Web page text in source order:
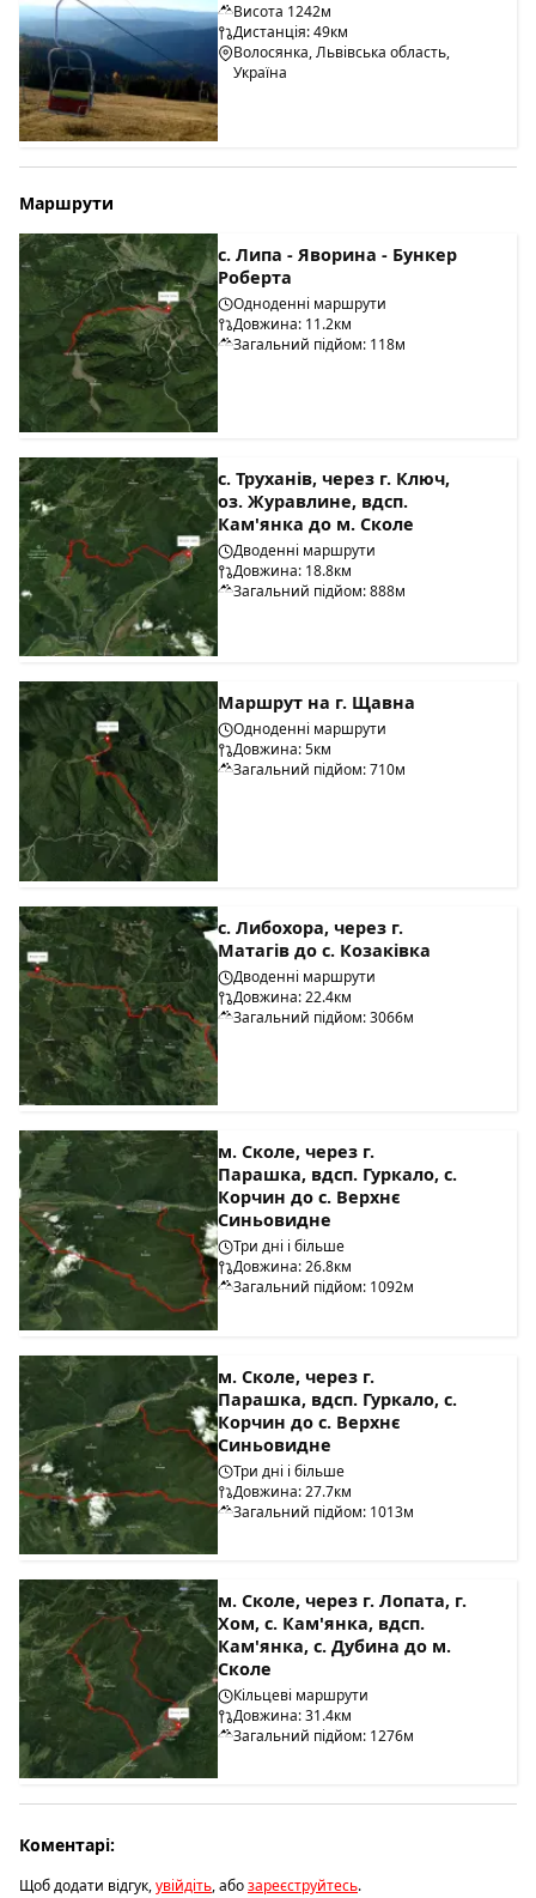
Висота 1242м
Дистанція: 49км
Волосянка, Львівська область,
Україна
Маршрути
c. Липа - Яворина - Бункер
Роберта
Одноденні маршрути
Довжина: 11.2км
Загальний підйом: 118м
с. Труханів, через г. Ключ,
оз. Журавлине, вдсп.
Кам'янка до м. Сколе
Дводенні маршрути
Довжина: 18.8км
Загальний підйом: 888м
Маршрут на г. Щавна
Одноденні маршрути
Довжина: 5км
Загальний підйом: 710м
с. Либохора, через г.
Матагів до с. Козаківка
Дводенні маршрути
Довжина: 22.4км
Загальний підйом: 3066м
м. Сколе, через г.
Парашка, вдсп. Гуркало, с.
Корчин до с. Верхнє
Синьовидне
Три дні і більше
Довжина: 26.8км
Загальний підйом: 1092м
м. Сколе, через г.
Парашка, вдсп. Гуркало, с.
Корчин до с. Верхнє
Синьовидне
Три дні і більше
Довжина: 27.7км
Загальний підйом: 1013м
м. Сколе, через г. Лопата, г.
Хом, с. Кам'янка, вдсп.
Кам'янка, с. Дубина до м.
Сколе
Кільцеві маршрути
Довжина: 31.4км
Загальний підйом: 1276м
Коментарі:
Щоб додати відгук,увійдіть, абозареєструйтесь.